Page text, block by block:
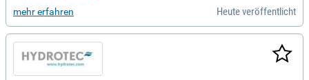
lichkeit.
mehr erfahren Heute veröffentlicht